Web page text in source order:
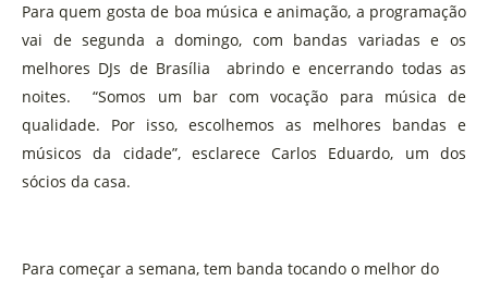
Para quem gosta de boa música e animação, a programação
vai de segunda a domingo, com bandas variadas e os
melhores DJs de Brasília abrindo e encerrando todas as
noites. “Somos um bar com vocação para música de
qualidade. Por isso, escolhemos as melhores bandas e
músicos da cidade”, esclarece Carlos Eduardo, um dos
sócios da casa.
Para começar a semana, tem banda tocando o melhor do